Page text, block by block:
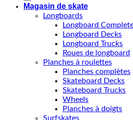
Magasin de skate
Longboards
Longboard
Longboard Decks
Longboard Trucks
Roues de longboard
Planches à roulettes
Planches complètes
Skateboard Decks
Skateboard Trucks
Wheels
Planches à doigts
Surfskates